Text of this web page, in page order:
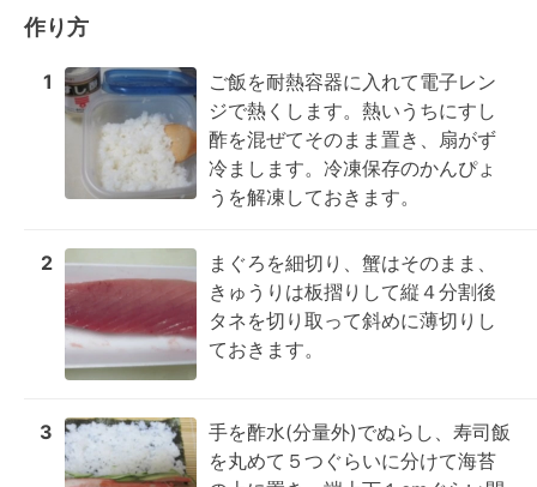
作り方
1
ご飯を耐熱容器に入れて電子レン
ジで熱くします。熱いうちにすし
酢を混ぜてそのまま置き、扇がず
冷まします。冷凍保存のかんぴょ
うを解凍しておきます。
2
まぐろを細切り、蟹はそのまま、
きゅうりは板摺りして縦４分割後
タネを切り取って斜めに薄切りし
ておきます。
3
手を酢水(分量外)でぬらし、寿司飯
を丸めて５つぐらいに分けて海苔